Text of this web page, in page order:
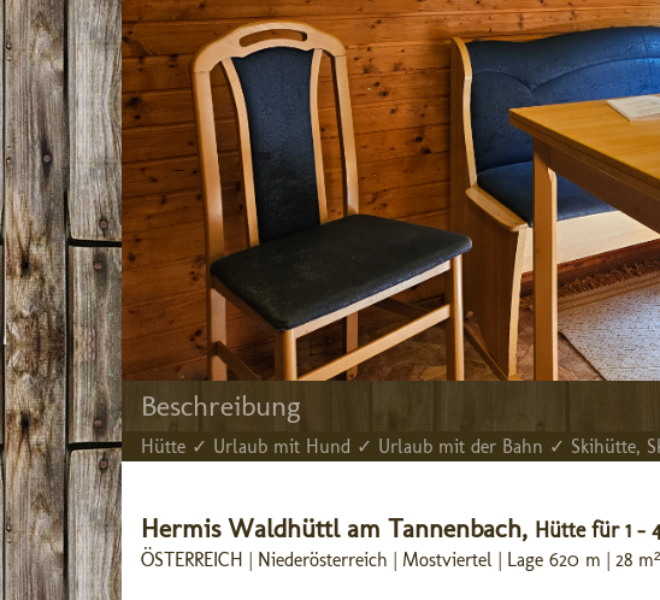
Beschreibung
Hütte ✓ Urlaub mit Hund ✓ Urlaub mit der Bahn ✓ Skihütte,
Hermis Waldhüttl am Tannenbach, Hütte für 1 -
ÖSTERREICH | Niederösterreich | Mostviertel | Lage 620 m | 28